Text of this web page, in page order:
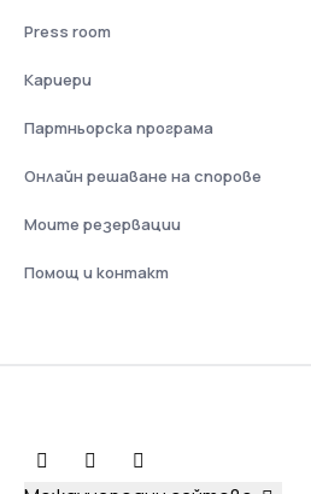
Press room
Кариери
Партньорска програма
Онлайн решаване на спорове
Моите резервации
Помощ и контакт